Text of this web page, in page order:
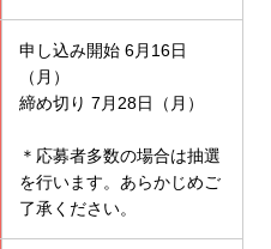
申し込み開始 6月16日
（月）
締め切り 7月28日（月）
＊応募者多数の場合は抽選
を行います。あらかじめご
了承ください。